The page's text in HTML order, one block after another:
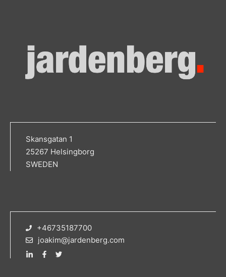
Skansgatan 1
25267 Helsingborg
SWEDEN
+46735187700
joakim@jardenberg.com